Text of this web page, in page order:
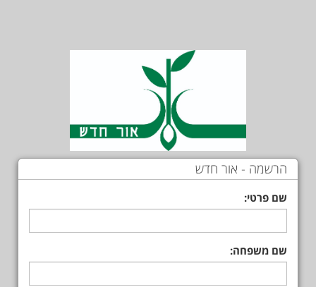
הרשמה - אור חדש
שם פרטי:
שם משפחה: